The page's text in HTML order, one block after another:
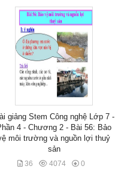
giảng Stem Công nghệ Lớp 7 -
4 - Chương 2 - Bài 56: Bảo
môi trường và nguồn lợi thuỷ
sản
36 4074 0